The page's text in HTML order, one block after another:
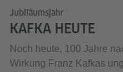
Jubiläumsjahr
KAFKA HEUTE
Noch heute, 100 Jahre
Wirkung Franz Kafkas